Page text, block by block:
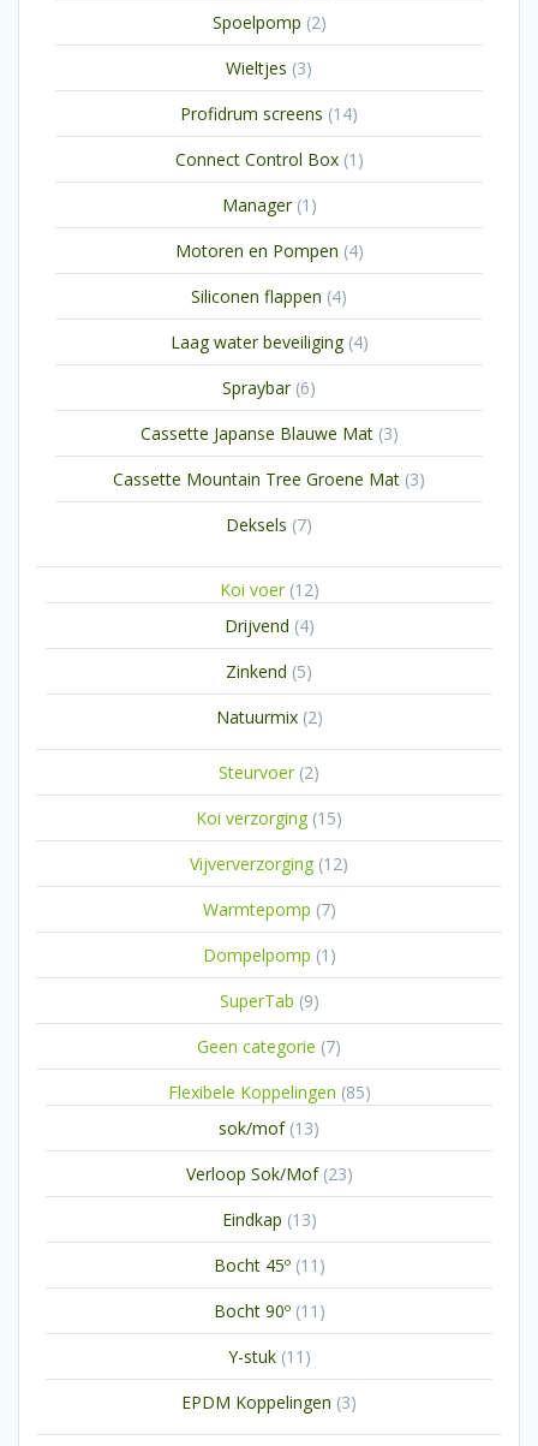
Spoelpomp 22
producten
Wieltjes 33
producten
Profidrum screens 1414
producten
Connect Control Box 1 1
product
Manager 1 1
product
Motoren en Pompen 44
producten
Siliconen flappen 44
producten
Laag water beveiliging 44
producten
Spraybar 66
producten
Cassette Japanse Blauwe Mat 33
producten
Cassette Mountain Tree Groene Mat 33
producten
Deksels 77
Koi voer 1212
Drijvend 44
producten
Zinkend 55
producten
Natuurmix 22
Steurvoer 22
producten
Koi verzorging 1515
producten
Vijververzorging 1212
producten
Warmtepomp 77
producten
Dompelpomp 1 1
product
SuperTab 99
producten
Geen categorie 77
producten
Flexibele Koppelingen 8585
sok/mof 1313
producten
Verloop Sok/Mof 2323
producten
Eindkap 1313
producten
Bocht 45º 11 11
producten
Bocht 90º 11 11
producten
Y-stuk 11 11
producten
EPDM Koppelingen 33